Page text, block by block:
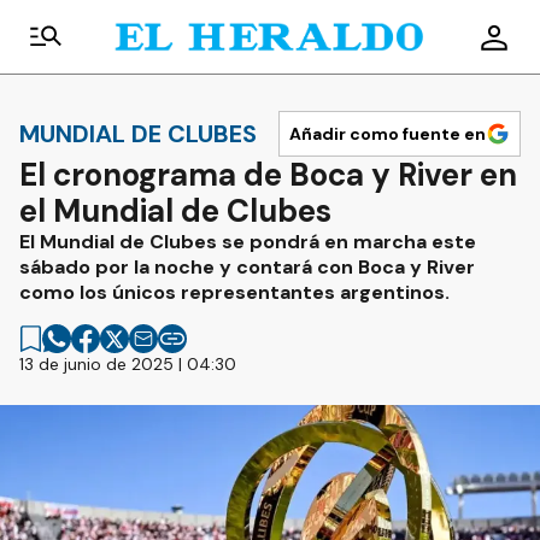
MUNDIAL DE CLUBES Añadir como fuente en
El cronograma de Boca y River en
el Mundial de Clubes
El Mundial de Clubes se pondrá en marcha este
sábado por la noche y contará con Boca y River
como los únicos representantes argentinos.
13 de junio de 2025 | 04:30